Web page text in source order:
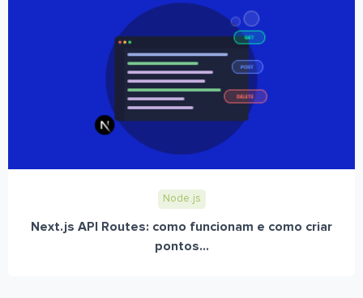
Node.js
Next.js API Routes: como funcionam e como criar
pontos...